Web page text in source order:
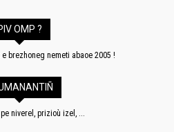
OMP ?
brezhoneg nemeti abaoe 2005 !
niverel, prizioù izel, ...